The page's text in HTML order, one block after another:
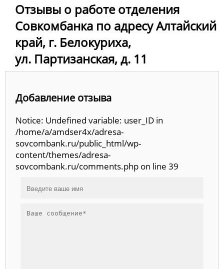
Отзывы о работе отделения
Совкомбанка по адресу Алтайский
край, г. Белокуриха,
ул. Партизанская, д. 11
Добавление отзыва
Notice: Undefined variable: user_ID in
/home/a/amdser4x/adresa-
sovcombank.ru/public_html/wp-
content/themes/adresa-
sovcombank.ru/comments.php on line 39